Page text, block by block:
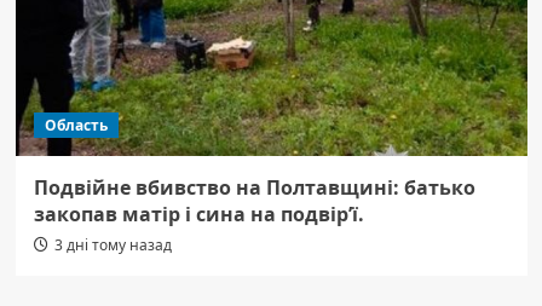
Область
Подвійне вбивство на Полтавщині: батько
закопав матір і сина на подвір’ї.
3 дні тому назад